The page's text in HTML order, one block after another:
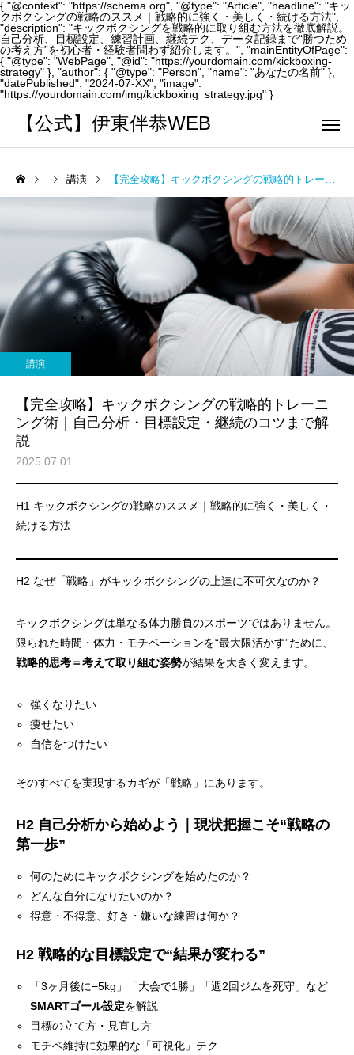
{ "@context": "https://schema.org", "@type": "Article", "headline": "キッ
クボクシングの戦略のススメ｜戦略的に強く・美しく・続ける方法",
"description": "キックボクシングを戦略的に取り組む方法を徹底解説。
自己分析、目標設定、練習計画、継続テク、データ記録まで“勝つため
の考え方”を初心者・経験者問わず紹介します。", "mainEntityOfPage":
{ "@type": "WebPage", "@id": "https://yourdomain.com/kickboxing-
strategy" }, "author": { "@type": "Person", "name": "あなたの名前" },
"datePublished": "2024-07-XX", "image":
"https://yourdomain.com/img/kickboxing_strategy.jpg" }
【公式】伊東伴恭WEB
トレーナーとして 個別トレー
出張 講演 セミナー 運動・体操
パーソナルトレーニ
ング
キックボクシングで本当に
痩せますか？｜元日本王者
で答えます
パーソナルトレーニ
ング
パーソナルトレーナー
び方｜失敗しない7つ
解説
講演 【完全攻略】キックボクシングの戦略的トレーニング術｜自己分析・目標設定・継続のコツまで解説
講演
【完全攻略】キックボクシングの戦略的トレーニ
ング術｜自己分析・目標設定・継続のコツまで解
説
2025.07.01
H1 キックボクシングの戦略のススメ｜戦略的に強く・美しく・
続ける方法
H2 なぜ「戦略」がキックボクシングの上達に不可欠なのか？
キックボクシングは単なる体力勝負のスポーツではありません。
限られた時間・体力・モチベーションを“最大限活かす”ために、
戦略的思考＝考えて取り組む姿勢が結果を大きく変えます。
強くなりたい
痩せたい
自信をつけたい
そのすべてを実現するカギが「戦略」にあります。
H2 自己分析から始めよう｜現状把握こそ“戦略の
第一歩”
何のためにキックボクシングを始めたのか？
どんな自分になりたいのか？
得意・不得意、好き・嫌いな練習は何か？
H2 戦略的な目標設定で“結果が変わる”
「3ヶ月後に−5kg」「大会で1勝」「週2回ジムを死守」など
SMARTゴール設定を解説
目標の立て方・見直し方
モチベ維持に効果的な「可視化」テク